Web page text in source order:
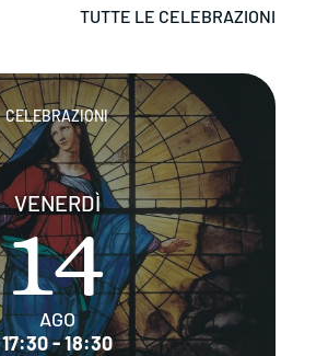
TUTTE LE CELEBRAZIONI
CELEBRAZIONI
VENERDÌ
14
AGO
17:30 - 18:30